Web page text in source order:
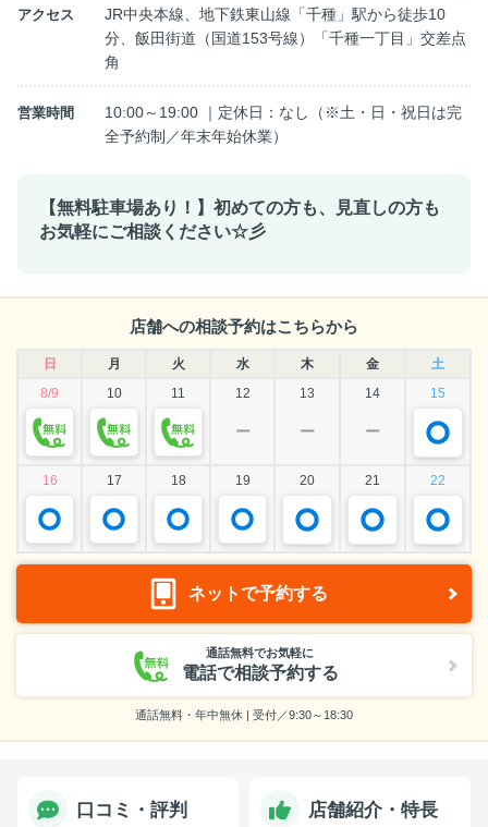
アクセス
JR中央本線、地下鉄東山線「千種」駅から徒歩10
分、飯田街道（国道153号線）「千種一丁目」交差点
角
営業時間
10:00～19:00 ｜定休日：なし（※土・日・祝日は完
全予約制／年末年始休業）
【無料駐車場あり！】初めての方も、見直しの方も
お気軽にご相談ください☆彡
店舗への相談予約はこちらから
日 月 火 水 木 金
土
8/9
10 11 12 13 14 15
ー ー ー
16 17 18 19 20 21 22
ネットで予約する
通話無料でお気軽に
電話で相談予約する
通話無料・年中無休 | 受付／9:30～18:30
口コミ・評判 店舗紹介・特長